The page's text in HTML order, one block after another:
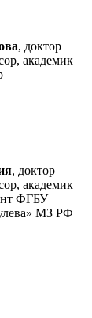
, доктор
академик
, доктор
академик
ФГБУ
МЗ РФ